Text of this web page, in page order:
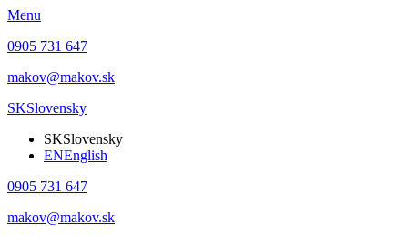
Menu
0905 731 647
makov@makov.sk
SKSlovensky
SKSlovensky
ENEnglish
0905 731 647
makov@makov.sk